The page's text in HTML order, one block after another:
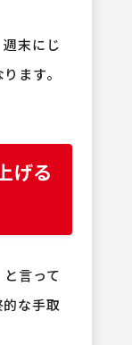
週末にじ
ます。
げる
言って
的な手取